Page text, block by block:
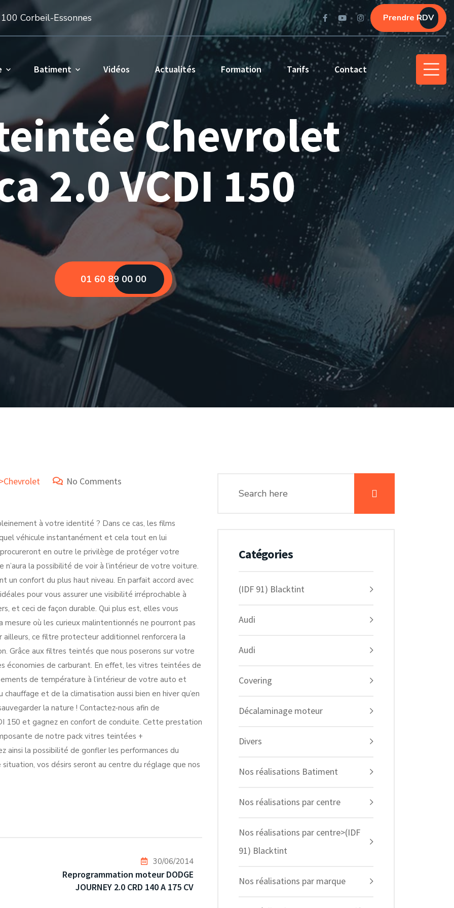
Corbeil-Essonnes Prendre RDV
Batiment Vidéos Actualités Formation Tarifs Contact
Chevrolet
2.0 VCDI 150
01 60 89 00 00
No Comments
à votre identité ? Dans ce cas, les films
véhicule instantanément et cela tout en lui
en outre le privilège de protéger votre
la possibilité de voir à l’intérieur de votre voiture.
confort du plus haut niveau. En parfait accord avec
pour vous assurer une visibilité irréprochable à
et ceci de façon durable. Qui plus est, elles vous
mesure où les curieux malintentionnés ne pourront pas
ailleurs, ce filtre protecteur additionnel renforcera la
Grâce aux filtres teintés que nous poserons sur votre
économies de carburant. En effet, les vitres teintées de
de température à l’intérieur de votre auto et
chauffage et de la climatisation aussi bien en hiver qu’en
la nature ! Contactez-nous afin de
150 et gagnez en confort de conduite. Cette prestation
de notre pack vitres teintées +
ainsi la possibilité de gonfler les performances du
vos désirs seront au centre du réglage que nos
30/06/2014
Reprogrammation moteur DODGE
JOURNEY 2.0 CRD 140 A 175 CV
Catégories
(IDF 91) Blacktint
Audi
Audi
Covering
Décalaminage moteur
Divers
Nos réalisations Batiment
Nos réalisations par centre
Nos réalisations par centre>(IDF
91) Blacktint
Nos réalisations par marque